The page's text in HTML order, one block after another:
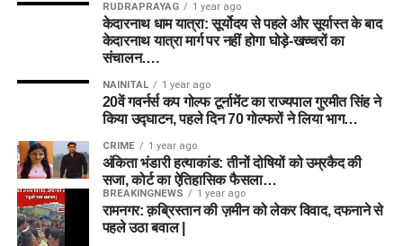
RUDRAPRAYAG 1 year ago
केदारनाथ धाम यात्रा: सूर्योदय से पहले और सूर्यास्त के बाद
केदारनाथ यात्रा मार्ग पर नहीं होगा घोड़े-खच्चरों का
संचालन….
NAINITAL 1 year ago
20वें गवर्नर्स कप गोल्फ टूर्नामेंट का राज्यपाल गुरमीत सिंह ने
किया उद्घाटन, पहले दिन 70 गोल्फरों ने लिया भाग…
CRIME 1 year ago
अंकिता भंडारी हत्याकांड: तीनों दोषियों को उम्रकैद की
सजा, कोर्ट का ऐतिहासिक फैसला…
BREAKINGNEWS 1 year ago
रामनगर: क़ब्रिस्तान की ज़मीन को लेकर विवाद, दफनाने से
पहले उठा बवाल |